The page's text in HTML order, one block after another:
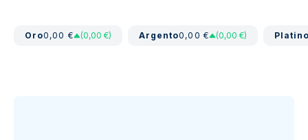
Oro0,00 € (0,00 €) Argento0,00 € (0,00 €)